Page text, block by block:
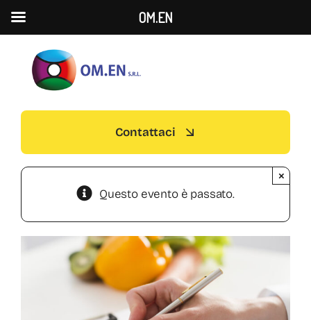
Contattaci
Questo evento è passato.
×
OM.EN